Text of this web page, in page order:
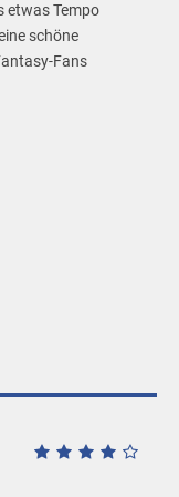
etwas Tempo
schöne
Fans